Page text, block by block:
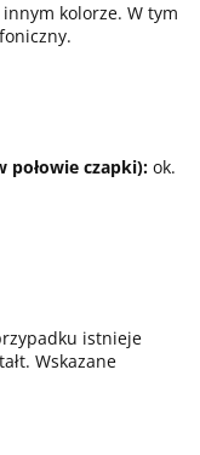
kolorze. W tym
połowie czapki): ok.
istnieje
Wskazane